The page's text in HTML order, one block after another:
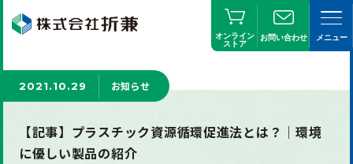
オンライン
ストア
お問い合わせ メニュー
2021.10.29 お知らせ
【記事】プラスチック資源循環促進法とは？｜環境
に優しい製品の紹介